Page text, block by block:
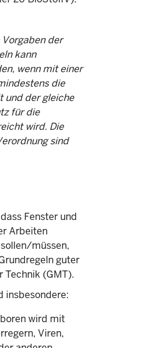
der
kann
wenn mit einer
die
und der gleiche
für die
wird. Die
sind
Fenster und
Arbeiten
müssen,
guter
Technik (GMT).
insbesondere:
wird mit
Viren,